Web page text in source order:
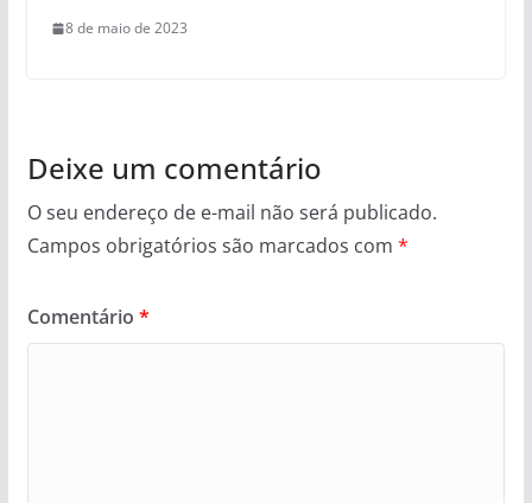
8 de maio de 2023
Deixe um comentário
O seu endereço de e-mail não será publicado.
Campos obrigatórios são marcados com *
Comentário *